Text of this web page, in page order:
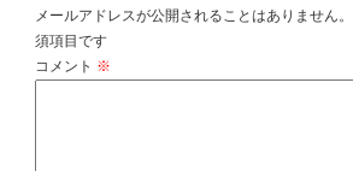
メールアドレスが公開されることはありません。
須項目です
コメント ※